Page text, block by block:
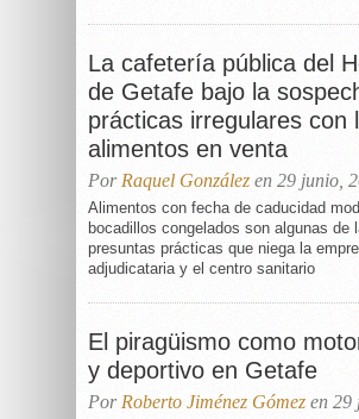
La cafetería pública del
de Getafe bajo la
prácticas irregulares con
alimentos en venta
Por Raquel González en 29 junio,
Alimentos con fecha de caducidad
bocadillos congelados son algunas de
presuntas prácticas que niega la
adjudicataria y el centro sanitario
El piragüismo como
y deportivo en Getafe
Por Roberto Jiménez Gómez en 29